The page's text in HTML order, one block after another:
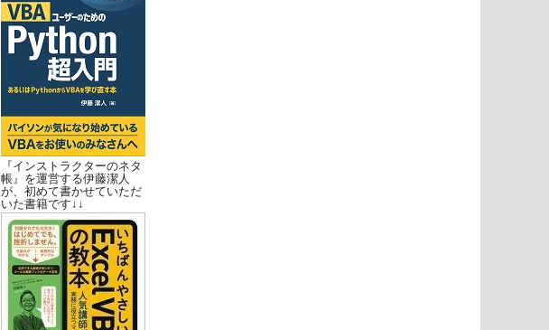
『インストラクターのネタ
帳』を運営する伊藤潔人
が、初めて書かせていただ
いた書籍です↓↓